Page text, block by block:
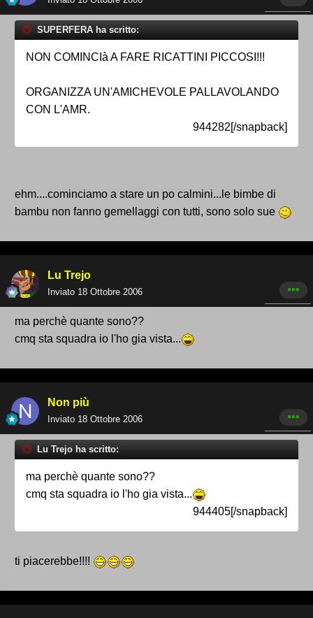
SUPERFERA ha scritto:
NON COMINCIà A FARE RICATTINI PICCOSI!!!
ORGANIZZA UN'AMICHEVOLE PALLAVOLANDO
CON L'AMR.
944282[/snapback]
ehm....cominciamo a stare un po calmini...le bimbe di
bambu non fanno gemellaggi con tutti, sono solo sue
Lu Trejo
Inviato 18 Ottobre 2006
ma perchè quante sono??
cmq sta squadra io l'ho gia vista...
Non più
Inviato 18 Ottobre 2006
Lu Trejo ha scritto:
ma perchè quante sono??
cmq sta squadra io l'ho gia vista...
944405[/snapback]
ti piacerebbe!!!!